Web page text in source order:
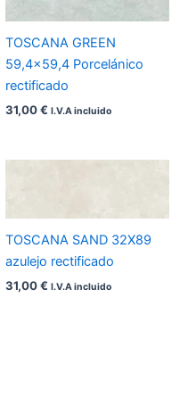
TOSCANA GREEN
59,4×59,4 Porcelánico
rectificado
31,00€ I.V.A incluido
TOSCANA SAND 32X89
azulejo rectificado
31,00€ I.V.A incluido